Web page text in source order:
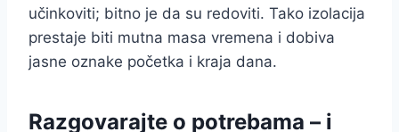
učinkoviti; bitno je da su redoviti. Tako izolacija
prestaje biti mutna masa vremena i dobiva
jasne oznake početka i kraja dana.
Razgovarajte o potrebama – i